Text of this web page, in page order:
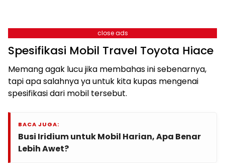
close ads
Spesifikasi Mobil Travel Toyota Hiace
Memang agak lucu jika membahas ini sebenarnya,
tapi apa salahnya ya untuk kita kupas mengenai
spesifikasi dari mobil tersebut.
BACA JUGA:
Busi Iridium untuk Mobil Harian, Apa Benar
Lebih Awet?